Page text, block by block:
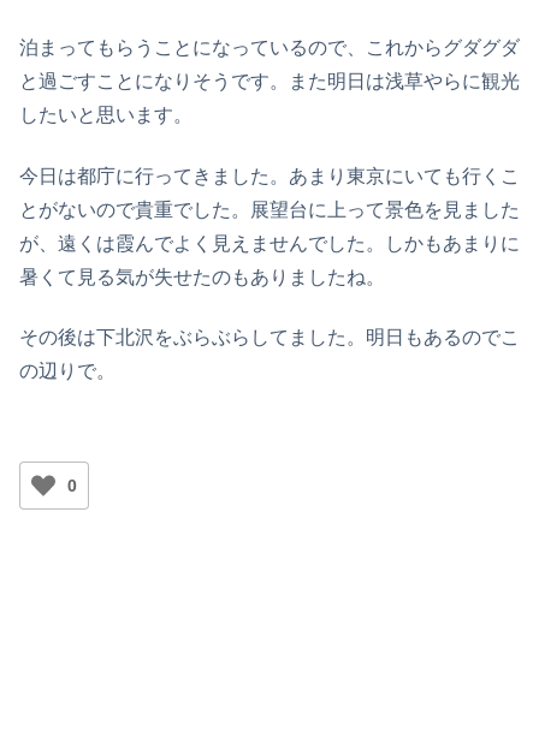
泊まってもらうことになっているので、これからグダグダ
と過ごすことになりそうです。また明日は浅草やらに観光
したいと思います。
今日は都庁に行ってきました。あまり東京にいても行くこ
とがないので貴重でした。展望台に上って景色を見ました
が、遠くは霞んでよく見えませんでした。しかもあまりに
暑くて見る気が失せたのもありましたね。
その後は下北沢をぶらぶらしてました。明日もあるのでこ
の辺りで。
0